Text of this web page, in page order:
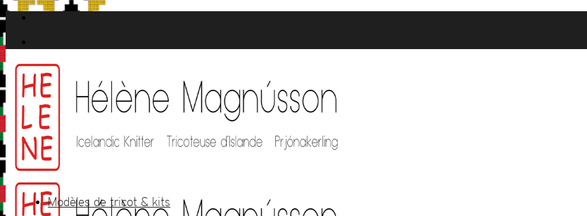
Passer
au
contenu
Modèles de tricot & kits